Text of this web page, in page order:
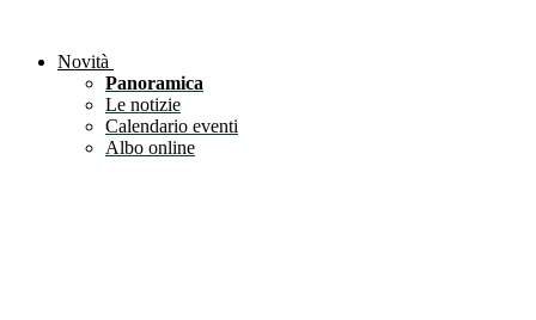
Novità
Panoramica
Le notizie
Calendario eventi
Albo online